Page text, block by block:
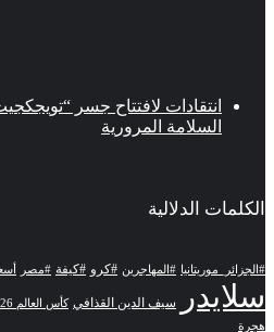
انتقادات لافتتاح جسر
السلامة المرورية
الكلمات الدلالية
#الجزائر_موريتانيا #المهاجرين #كرو #كيفة #مصر
سلايدر سيف الدين القذافي كأس العالم 2026
هجرة